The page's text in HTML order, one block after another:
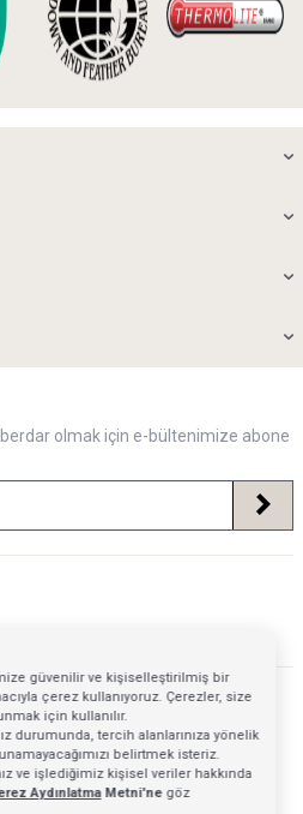
olmak için e-bültenimize abone
güvenilir ve kişiselleştirilmiş bir
çerez kullanıyoruz. Çerezler, size
için kullanılır.
durumunda, tercih alanlarınıza yönelik
belirtmek isteriz.
ve işlediğimiz kişisel veriler hakkında
AydınlatmaMetni'negöz